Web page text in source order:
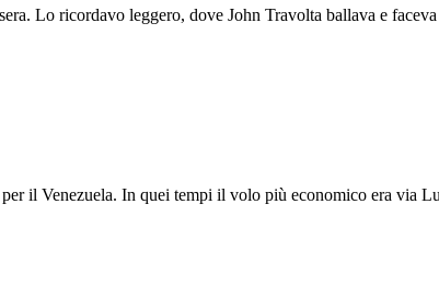
Lo ricordavo leggero, dove John Travolta ballava e
il Venezuela. In quei tempi il volo più economico era via